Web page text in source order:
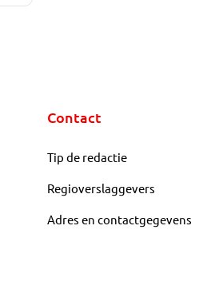
Contact
Tip de redactie
Regioverslaggevers
Adres en contactgegevens